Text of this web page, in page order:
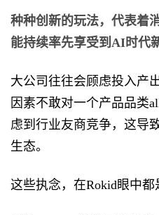
种种创新的玩法，代表着
能持续率先享受到AI时代
大公司往往会顾虑投入产
因素不敢对一个产品品类
虑到行业友商竞争，这导
生态。
这些执念，在Rokid眼中都